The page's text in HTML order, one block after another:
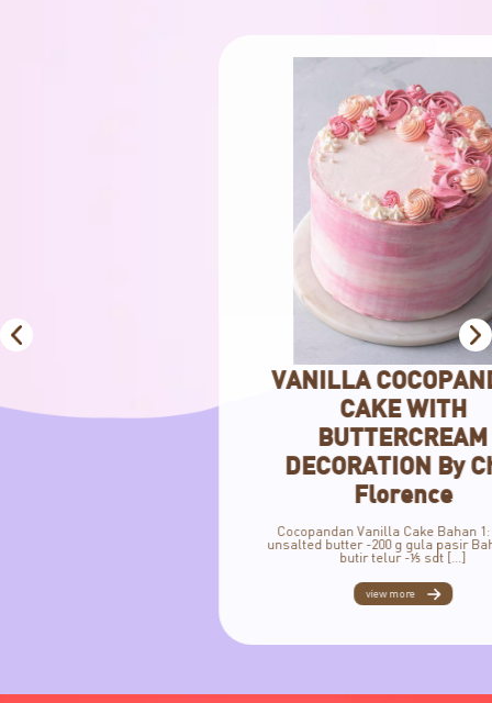
VANILLA COCOPANDAN
CAKE WITH
BUTTERCREAM
DECORATION By Chef
Cocopandan Vanilla Cake Bahan 1: -240 g
unsalted butter -200 g gula pasir Bahan 2: -4
butir telur -⅕ sdt […]